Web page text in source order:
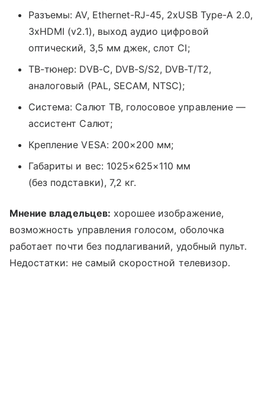
Разъемы: AV, Ethernet-RJ-45, 2хUSB Type-A 2.0,
3хHDMI (v2.1), выход аудио цифровой
оптический, 3,5 мм джек, слот CI;
ТВ-тюнер: DVB-С, DVB-S/S2, DVB-T/T2,
аналоговый (PAL, SECAM, NTSC);
Система: Салют ТВ, голосовое управление —
ассистент Салют;
Крепление VESA: 200×200 мм;
Габариты и вес: 1025×625×110 мм
(без подставки), 7,2 кг.
Мнение владельцев: хорошее изображение,
возможность управления голосом, оболочка
работает почти без подлагиваний, удобный пульт.
Недостатки: не самый скоростной телевизор.